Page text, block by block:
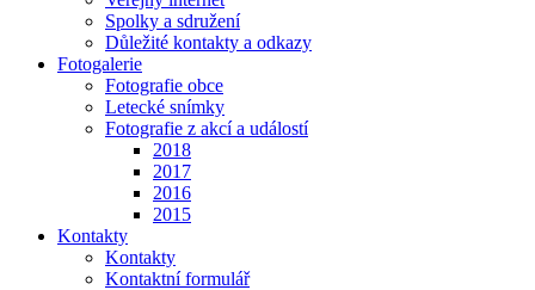
Spolky a sdružení
Důležité kontakty a odkazy
Fotogalerie
Fotografie obce
Letecké snímky
Fotografie z akcí a událostí
2018
2017
2016
2015
Kontakty
Kontakty
Kontaktní formulář